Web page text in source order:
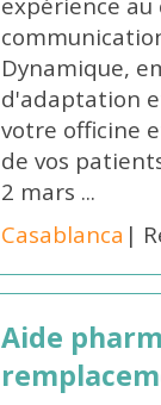
Dynamique,
d'adaptation
votre officine
de vos
2 mars ...
Casablanca |
Aide